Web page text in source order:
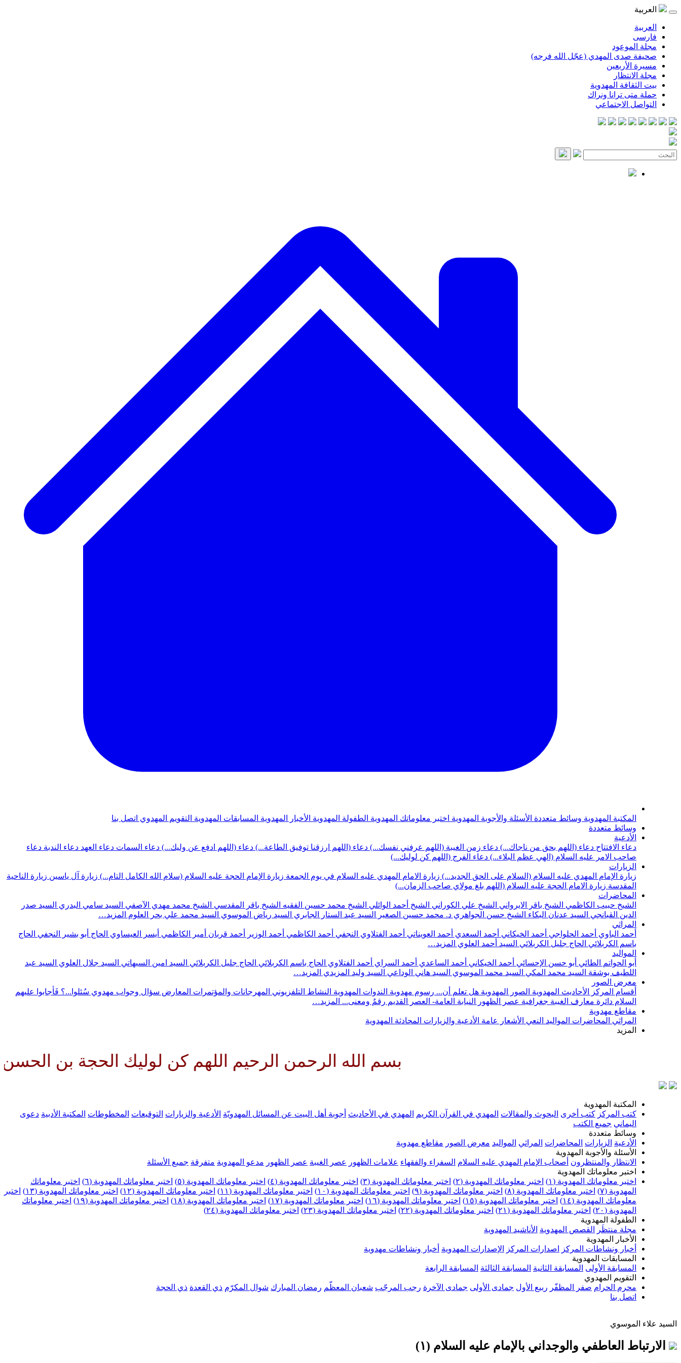
العربية
العربية
فارسی
مجلة الموعود
صحيفة صدى المهدي (عجّل الله فرجه)
مسيرة الأربعين
مجلة الانتظار
بيت الثقافة المهدوية
حملة متى ترانا ونراك
التواصل الاجتماعي
المكتبة المهدوية وسائط متعددة الأسئلة والأجوبة المهدوية اختبر معلوماتك المهدوية الطفولة المهدوية الأخبار المهدوية المسابقات المهدوية التقويم المهدوي اتصل بنا
وسائط متعددة
الأدعية
دعاء الافتتاح دعاء (اللهم بحق من ناجاك...) دعاء زمن الغيبة (اللهم عرفني نفسك...) دعاء (اللهم ارزقنا توفيق الطاعة...) دعاء (اللهم ادفع عن وليك...) دعاء السمات دعاء العهد دعاء الندبة دعاء
صاحب الامر عليه السلام (الهي عظم البلاء...) دعاء الفرج (اللهم كن لوليك...)
الزيارات
زيارة الإمام المهدي عليه السلام (السلام على الحق الجديد...) زيارة الامام المهدي عليه السلام في يوم الجمعة زيارة الإمام الحجة عليه السلام (سلام الله الكامل التام...) زيارة آل ياسين زيارة الناحية
المقدسة زيارة الامام الحجة عليه السلام (اللهم بلغ مولاي صاحب الزمان...)
المحاضرات
الشيخ حبيب الكاظمي الشيخ باقر الايرواني الشيخ علي الكوراني الشيخ أحمد الوائلي الشيخ محمد حسين الفقيه الشيخ باقر المقدسي الشيخ محمد مهدي الآصفي السيد سامي البدري السيد صدر
الدين القبانجي السيد عدنان البكاء الشيخ حسن الجواهري د. محمد حسين الصغير السيد عبد الستار الجابري السيد رياض الموسوي السيد محمد علي بحر العلوم المزيد…
المراثي
أحمد الباوي أحمد الحلواجي أحمد الخيكاني أحمد السعدي أحمد العويناتي أحمد الفتلاوي النجفي أحمد الكاظمي أحمد الوزير أحمد قربان أمير الكاظمي أيسر العيساوي الحاج أبو بشير النجفي الحاج
باسم الكربلائي الحاج جليل الكربلائي السيد أحمد العلوي المزيد…
المواليد
أبو الحواتم الطائي أبو حسن الإحسائي أحمد الخيكاني أحمد الساعدي أحمد السراي أحمد الفتلاوي الحاج باسم الكربلائي الحاج جليل الكربلائي السيد امين السيهاتي السيد جلال العلوي السيد عبد
اللطيف بوشقة السيد محمد المكي السيد محمد الموسوي السيد هاني الوداعي السيد وليد المزيدي المزيد…
معرض الصور
أقسام المركز
الأحاديث المهدوية الصور المهدوية هل تعلم أن... رسوم مهدوية الندوات المهدوية النشاط التلفزيوني المهرجانات والمؤتمرات المعارض سؤال وجواب مهدوي سُئلوا...؟ فَأجابوا عليهم
السلام دائرة معارف الغيبة جغرافية عصر الظهور النيابة العامة- العصر القديم رقمٌ ومعنى... المزيد…
مقاطع مهدوية
المراثي المحاضرات المواليد النعي الأشعار عامة الأدعية والزيارات المحادثة المهدوية
المزيد
بسم الله الرحمن الرحيم اللهم كن لوليك الحجة بن الحسن صلواتك
المكتبة المهدوية
كتب المركز كتب أخرى البحوث والمقالات المهدي في القرآن الكريم المهدي في الأحاديث أجوبة أهل البيت عن المسائل المهدويّة الأدعية والزيارات التوقيعات المخطوطات المكتبة الأدبية دعوى
اليماني جميع الكتب
وسائط متعددة
الأدعية الزيارات المحاضرات المراثي المواليد معرض الصور مقاطع مهدوية
الأسئلة والأجوبة المهدوية
الانتظار والمنتظرون أصحاب الإمام المهدي عليه السلام السفراء والفقهاء علامات الظهور عصر الغيبة عصر الظهور مدعو المهدوية متفرقة جميع الأسئلة
اختبر معلوماتك المهدوية
اختبر معلوماتك المهدوية (١)
اختبر معلوماتك المهدوية (٢) اختبر معلوماتك المهدوية (٣) اختبر معلوماتك المهدوية (٤) اختبر معلوماتك المهدوية (٥) اختبر معلوماتك المهدوية (٦)
اختبر معلوماتك
المهدوية (٧)
اختبر معلوماتك المهدوية (٨) اختبر معلوماتك المهدوية (٩) اختبر معلوماتك المهدوية (١٠) اختبر معلوماتك المهدوية (١١) اختبر معلوماتك المهدوية (١٢) اختبر معلوماتك المهدوية (١٣)
اختبر
معلوماتك المهدوية (١٤)
اختبر معلوماتك المهدوية (١٥) اختبر معلوماتك المهدوية (١٦) اختبر معلوماتك المهدوية (١٧) اختبر معلوماتك المهدوية (١٨) اختبر معلوماتك المهدوية (١٩)
اختبر معلوماتك
المهدوية (٢٠)
اختبر معلوماتك المهدوية (٢١) اختبر معلوماتك المهدوية (٢٢) اختبر معلوماتك المهدوية (٢٣)
اختبر معلوماتك المهدوية (٢٤)
الطفولة المهدوية
مجلة منتظَر
القصص المهدوية الأناشيد المهدوية
الأخبار المهدوية
أخبار ونشاطات المركز
اصدارات المركز الإصدارات المهدوية أخبار ونشاطات مهدوية
المسابقات المهدوية
المسابقة الأولى المسابقة الثانية المسابقة الثالثة المسابقة الرابعة
التقويم المهدوي
محرم الحرام صفر المظفّر ربيع الأول جمادى الأولى جمادى الآخرة رجب المرجّب شعبان المعظّم رمضان المبارك شوال المكرّم ذي القعدة ذي الحجة
اتصل بنا
السيد علاء الموسوي
الارتباط العاطفي والوجداني بالإمام عليه السلام (١)